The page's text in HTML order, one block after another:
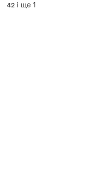
на романтичну вечерю так
42 і ще 1